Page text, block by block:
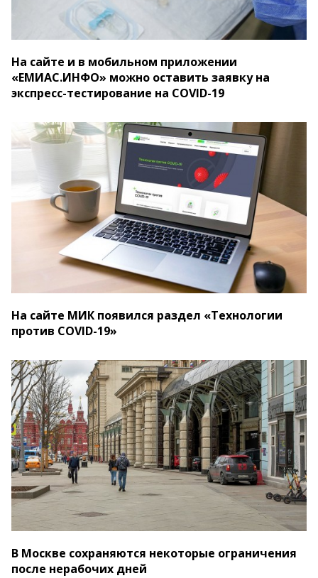
На сайте и в мобильном приложении
«ЕМИАС.ИНФО» можно оставить заявку на
экспресс-тестирование на COVID-19
На сайте МИК появился раздел «Технологии
против COVID-19»
В Москве сохраняются некоторые ограничения
после нерабочих дней